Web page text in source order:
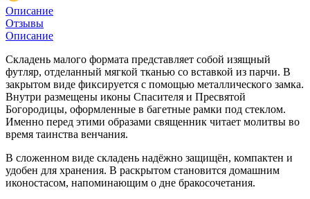
Описание
Отзывы
Описание
Складень малого формата представляет собой изящный
футляр, отделанный мягкой тканью со вставкой из парчи. В
закрытом виде фиксируется с помощью металлического замка.
Внутри размещены иконы Спасителя и Пресвятой
Богородицы, оформленные в багетные рамки под стеклом.
Именно перед этими образами священник читает молитвы во
время таинства венчания.
В сложенном виде складень надёжно защищён, компактен и
удобен для хранения. В раскрытом становится домашним
иконостасом, напоминающим о дне бракосочетания.